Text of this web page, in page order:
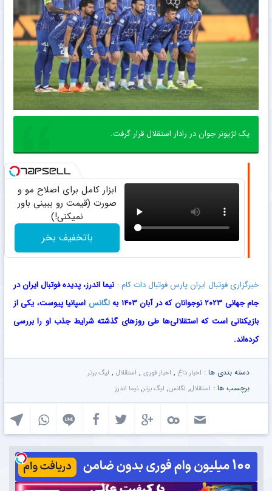
یک لژیونر جوان در رادار استقلال قرار گرفت.
ابزار کامل برای اصلاح مو و
صورت (قیمت رو ببینی باور
نمیکنی!)
باتخفیف بخر
خبرگزاری فوتبال ایران پارس فوتبال دات کام : نیما اندرز، پدیده فوتبال ایران در
جام جهانی ۲۰۲۳ نوجوانان که در آبان ۱۴۰۳ به
لگانس اسپانیا پیوست، یکی از
بازیکنانی است که استقلالی‌ها طی روزهای گذشته شرایط جذب او را بررسی
کرده‌اند.
دسته بندی ها : اخبار داغ , اخبار فوری , استقلال , لیگ برتر
برچسب ها : استقلال, لگانس, لیگ برتر, نیما اندرز